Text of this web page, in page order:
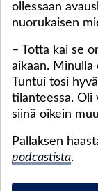
ollessaan
nuorukaisen
– Totta kai se
aikaan.
Tuntui tosi
tilanteessa. Oli
siinä oikein
Pallaksen
podcastista.